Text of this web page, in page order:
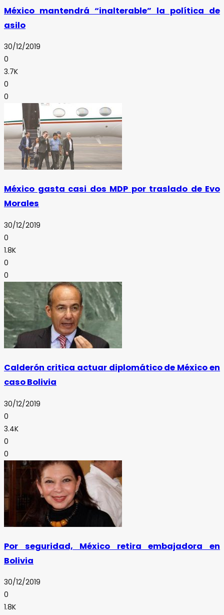
México mantendrá “inalterable” la política de
asilo
30/12/2019
0
3.7K
0
0
México gasta casi dos MDP por traslado de Evo
Morales
30/12/2019
0
1.8K
0
0
Calderón critica actuar diplomático de México en
caso Bolivia
30/12/2019
0
3.4K
0
0
Por seguridad, México retira embajadora en
Bolivia
30/12/2019
0
1.8K